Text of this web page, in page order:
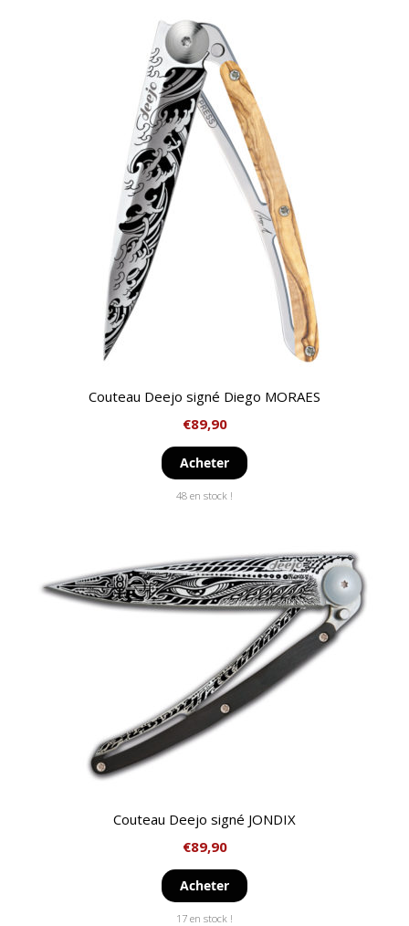
Couteau Deejo signé Diego MORAES
€89,90
Acheter
48 en stock !
Couteau Deejo signé JONDIX
€89,90
Acheter
17 en stock !